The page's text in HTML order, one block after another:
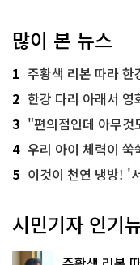
많이 본 뉴스
1 주황색 리본 따라 한강부
2 한강 다리 아래서
3 "편의점인데 아무것도 안
4 우리 아이 체력이 쑥
5 이것이 천연 냉방! '
시민기자 인기